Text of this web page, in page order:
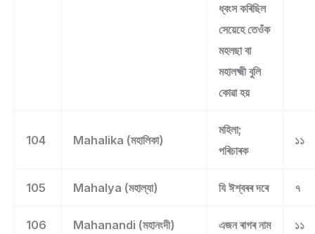
ধ্বংস কৰিছিল
সেয়েহে তেওঁক
মহলছা বা
মহালক্ষ্মী বুলি
কোৱা হয়
104 Mahalika (মহালিকা)
মহিলা;
পৰিচাৰক
১১
105 Mahalya (মহাল্যা) যি ঈশ্বৰৰ দৰে ৭
106 Mahanandi (মহানংদী) এজন ৰাগৰ নাম ১১